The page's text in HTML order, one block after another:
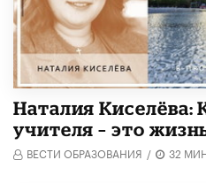
Наталия Киселёва:
учителя – это
ВЕСТИ ОБРАЗОВАНИЯ / 32